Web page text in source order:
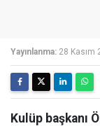
Yayınlanma: 28 Kasım
Kulüp başkanı